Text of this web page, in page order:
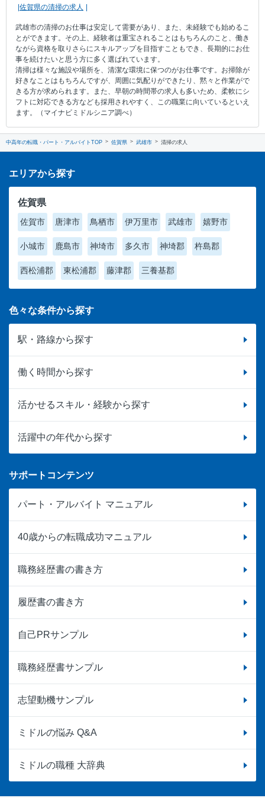
佐賀県の清掃の求人
武雄市の清掃のお仕事は安定して需要があり、また、未経験でも始めるこ
とができます。その上、経験者は重宝されることはもちろんのこと、働き
ながら資格を取りさらにスキルアップを目指すこともでき、長期的にお仕
事を続けたいと思う方に多く選ばれています。
清掃は様々な施設や場所を、清潔な環境に保つのがお仕事です。お掃除が
好きなことはもちろんですが、周囲に気配りができたり、黙々と作業がで
きる方が求められます。また、早朝の時間帯の求人も多いため、柔軟にシ
フトに対応できる方なども採用されやすく、この職業に向いているといえ
ます。（マイナビミドルシニア調べ）
中高年の転職・パート・アルバイトTOP 佐賀県 武雄市 清掃の求人
エリアから探す
佐賀県
佐賀市 唐津市 鳥栖市 伊万里市 武雄市 嬉野市
小城市 鹿島市 神埼市 多久市 神埼郡 杵島郡
西松浦郡 東松浦郡 藤津郡 三養基郡
色々な条件から探す
駅・路線から探す
働く時間から探す
活かせるスキル・経験から探す
活躍中の年代から探す
サポートコンテンツ
パート・アルバイト マニュアル
40歳からの転職成功マニュアル
職務経歴書の書き方
履歴書の書き方
自己PRサンプル
職務経歴書サンプル
志望動機サンプル
ミドルの悩み Q&A
ミドルの職種 大辞典